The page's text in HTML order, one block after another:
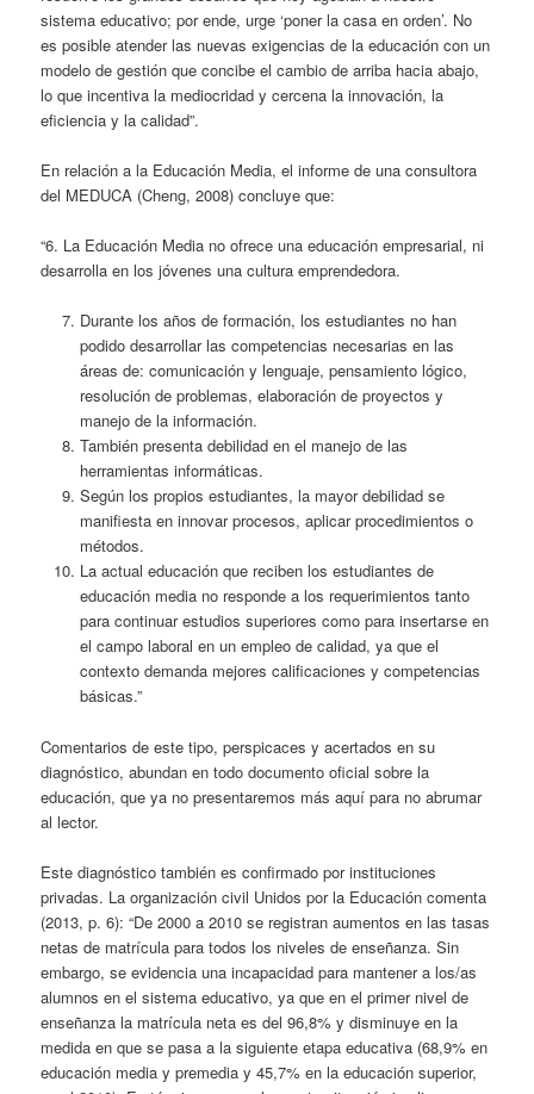
sistema educativo; por ende, urge ‘poner la casa en orden’. No
es posible atender las nuevas exigencias de la educación con un
modelo de gestión que concibe el cambio de arriba hacia abajo,
lo que incentiva la mediocridad y cercena la innovación, la
eficiencia y la calidad”.
En relación a la Educación Media, el informe de una consultora
del MEDUCA (Cheng, 2008) concluye que:
“6. La Educación Media no ofrece una educación empresarial, ni
desarrolla en los jóvenes una cultura emprendedora.
Durante los años de formación, los estudiantes no han
podido desarrollar las competencias necesarias en las
áreas de: comunicación y lenguaje, pensamiento lógico,
resolución de problemas, elaboración de proyectos y
manejo de la información.
También presenta debilidad en el manejo de las
herramientas informáticas.
Según los propios estudiantes, la mayor debilidad se
manifiesta en innovar procesos, aplicar procedimientos o
métodos.
La actual educación que reciben los estudiantes de
educación media no responde a los requerimientos tanto
para continuar estudios superiores como para insertarse en
el campo laboral en un empleo de calidad, ya que el
contexto demanda mejores calificaciones y competencias
básicas.”
Comentarios de este tipo, perspicaces y acertados en su
diagnóstico, abundan en todo documento oficial sobre la
educación, que ya no presentaremos más aquí para no abrumar
al lector.
Este diagnóstico también es confirmado por instituciones
privadas. La organización civil Unidos por la Educación comenta
(2013, p. 6): “De 2000 a 2010 se registran aumentos en las tasas
netas de matrícula para todos los niveles de enseñanza. Sin
embargo, se evidencia una incapacidad para mantener a los/as
alumnos en el sistema educativo, ya que en el primer nivel de
enseñanza la matrícula neta es del 96,8% y disminuye en la
medida en que se pasa a la siguiente etapa educativa (68,9% en
educación media y premedia y 45,7% en la educación superior,